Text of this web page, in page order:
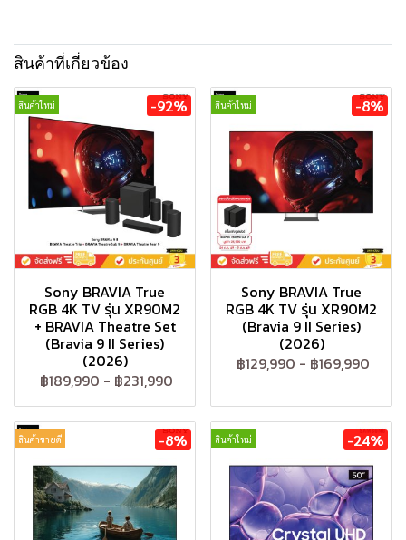
สินค้าที่เกี่ยวข้อง
สินค้าใหม่ -92%
Sony BRAVIA True
RGB 4K TV รุ่น XR90M2
+ BRAVIA Theatre Set
(Bravia 9 II Series)
(2026)
฿189,990 - ฿231,990
สินค้าใหม่ -8%
Sony BRAVIA True
RGB 4K TV รุ่น XR90M2
(Bravia 9 II Series)
(2026)
฿129,990 - ฿169,990
สินค้าขายดี -8% สินค้าใหม่ -24%